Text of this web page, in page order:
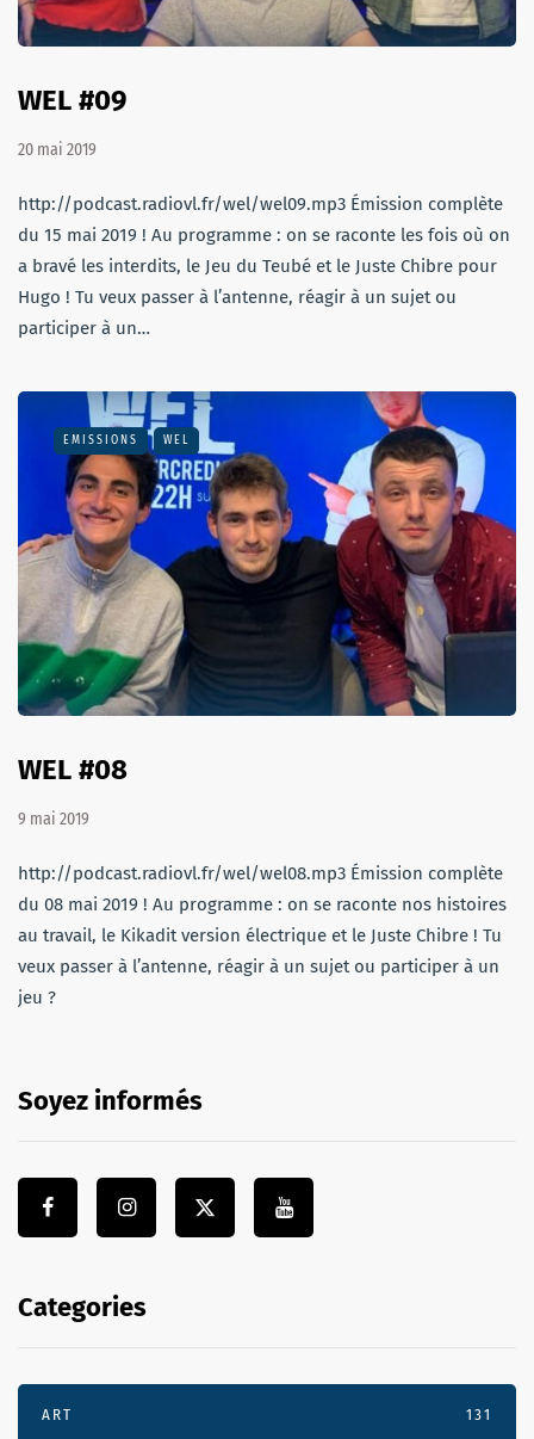
WEL #09
20 mai 2019
http://podcast.radiovl.fr/wel/wel09.mp3 Émission complète
du 15 mai 2019 ! Au programme : on se raconte les fois où on
a bravé les interdits, le Jeu du Teubé et le Juste Chibre pour
Hugo ! Tu veux passer à l’antenne, réagir à un sujet ou
participer à un…
EMISSIONS WEL
WEL #08
9 mai 2019
http://podcast.radiovl.fr/wel/wel08.mp3 Émission complète
du 08 mai 2019 ! Au programme : on se raconte nos histoires
au travail, le Kikadit version électrique et le Juste Chibre ! Tu
veux passer à l’antenne, réagir à un sujet ou participer à un
jeu ?
Soyez informés
Categories
ART 131